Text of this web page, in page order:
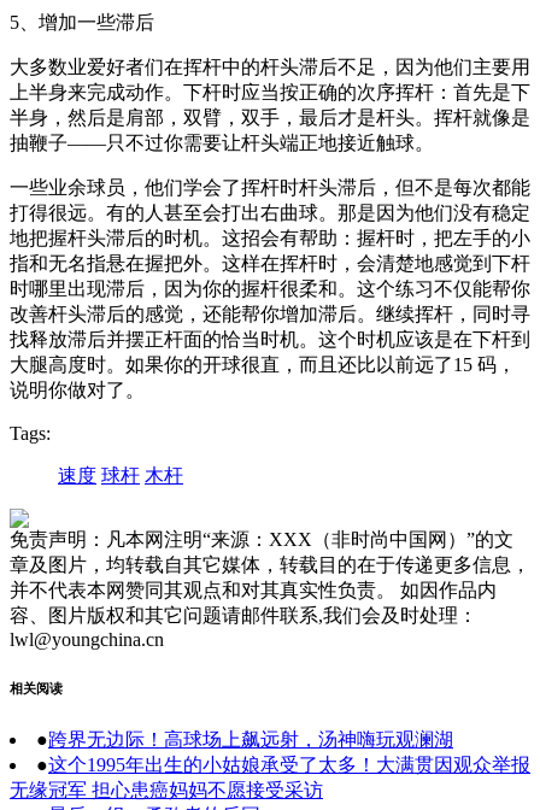
5、增加一些滞后
大多数业爱好者们在挥杆中的杆头滞后不足，因为他们主要用
上半身来完成动作。下杆时应当按正确的次序挥杆：首先是下
半身，然后是肩部，双臂，双手，最后才是杆头。挥杆就像是
抽鞭子——只不过你需要让杆头端正地接近触球。
一些业余球员，他们学会了挥杆时杆头滞后，但不是每次都能
打得很远。有的人甚至会打出右曲球。那是因为他们没有稳定
地把握杆头滞后的时机。这招会有帮助：握杆时，把左手的小
指和无名指悬在握把外。这样在挥杆时，会清楚地感觉到下杆
时哪里出现滞后，因为你的握杆很柔和。这个练习不仅能帮你
改善杆头滞后的感觉，还能帮你增加滞后。继续挥杆，同时寻
找释放滞后并摆正杆面的恰当时机。这个时机应该是在下杆到
大腿高度时。如果你的开球很直，而且还比以前远了15 码，
说明你做对了。
Tags:
速度 球杆 木杆
免责声明：凡本网注明“来源：XXX（非时尚中国网）”的文
章及图片，均转载自其它媒体，转载目的在于传递更多信息，
并不代表本网赞同其观点和对其真实性负责。 如因作品内
容、图片版权和其它问题请邮件联系,我们会及时处理：
lwl@youngchina.cn
相关阅读
●跨界无边际！高球场上飙远射，汤神嗨玩观澜湖
●这个1995年出生的小姑娘承受了太多！大满贯因观众举报
无缘冠军 担心患癌妈妈不愿接受采访